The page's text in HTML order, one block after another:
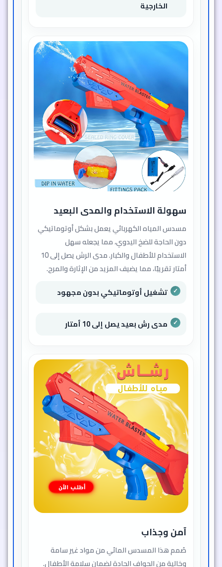
الخارجية
سهولة الاستخدام والمدى البعيد
مسدس المياه الكهربائي يعمل بشكل أوتوماتيكي
دون الحاجة للضخ اليدوي، مما يجعله سهل
الاستخدام للأطفال والكبار. مدى الرش يصل إلى 10
أمتار تقريبًا، مما يضيف المزيد من الإثارة والمرح.
تشغيل أوتوماتيكي بدون مجهود
مدى رش بعيد يصل إلى 10 أمتار
آمن وجذاب
صُمم هذا المسدس المائي من مواد غير سامة
وخالية من الحواف الحادة لضمان سلامة الأطفال.